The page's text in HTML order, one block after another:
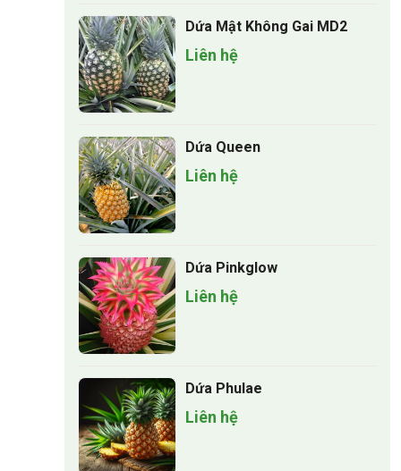
Dứa Mật Không Gai MD2
Liên hệ
Dứa Queen
Liên hệ
Dứa Pinkglow
Liên hệ
Dứa Phulae
Liên hệ